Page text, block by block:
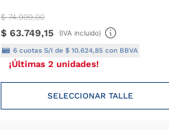
$ 74.999,00
$ 63.749,15 (IVA incluido)
6cuotas S/I de $ 10.624,85con BBVA
¡Últimas 2 unidades!
SELECCIONAR TALLE